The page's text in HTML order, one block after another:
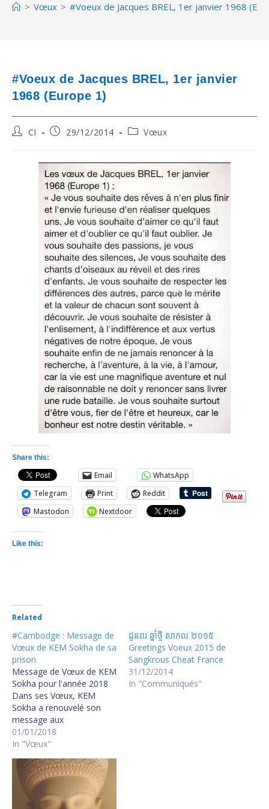
> Vœux > #Voeux de Jacques BREL, 1er janvier 1968
#Voeux de Jacques BREL, 1er janvier
1968 (Europe 1)
PostCI
Post29/12/2014
PostVœux
Share this:
Email
WhatsApp
Telegram
Print
Reddit
Mastodon
Nextdoor
Like this:
Related
#Cambodge : Message de
Vœux de KEM Sokha de sa
prison
Message de Vœux de KEM
Sokha pour l'année 2018
Dans ses Vœux, KEM
Sokha a renouvelé son
message aux
cambodgiens de s'unir
pour résoudre les
problèmes politiques de la
Nation, de la Population,
en s’appuyant sur 1 - La
réconciliation nationale
basée sur la non-violence,
01/01/2018
In "Vœux"
ជូនពរ ឆ្នាំថ្មី សាកល ២០១៥
Greetings Voeux 2015 de
Sangkrous Cheat France
31/12/2014
In "Communiqués"